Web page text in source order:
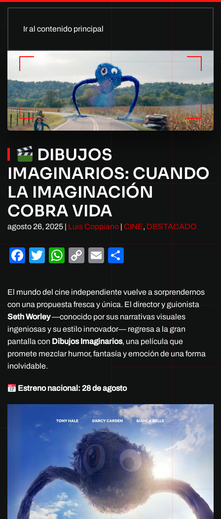
Ir al contenido principal
DIBUJOS
IMAGINARIOS: CUANDO
LA IMAGINACIÓN
COBRA VIDA
agosto 26, 2025 | Luis Coppiano | CINE, DESTACADO
Facebook
TwitterWhatsApp
CopyEmail
El mundo del cine independiente vuelve a sorprendernos
con una propuesta fresca y única. El director y guionista
Seth Worley—conocido por sus narrativas visuales
ingeniosas y su estilo innovador— regresa a la gran
pantalla con Dibujos Imaginarios, una película que
promete mezclar humor, fantasía y emoción de una forma
inolvidable.
Estreno nacional: 28 de agosto